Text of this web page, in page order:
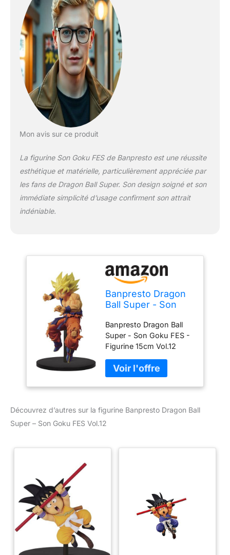
Figurine 15cm Vol.12
Banpresto Dragon Ball
Super - Son Goku FES -
Figurine 15cm Vol.12
Mon avis sur ce produit
La figurine Son Goku FES de Banpresto est une réussite
esthétique et matérielle, particulièrement appréciée par
les fans de Dragon Ball Super. Son design soigné et son
immédiate simplicité d’usage confirment son attrait
indéniable.
Banpresto Dragon
Ball Super - Son
15cm Vol.12
Banpresto Dragon Ball
Super - Son Goku FES -
Figurine 15cm Vol.12
Super - Son Goku FES -
Figurine 15cm Vol.12
Banpresto Dragon Ball
Figurine 15cm Vol.12
Banpresto Dragon Ball
Découvrez d’autres sur la figurine Banpresto Dragon Ball
Super – Son Goku FES Vol.12